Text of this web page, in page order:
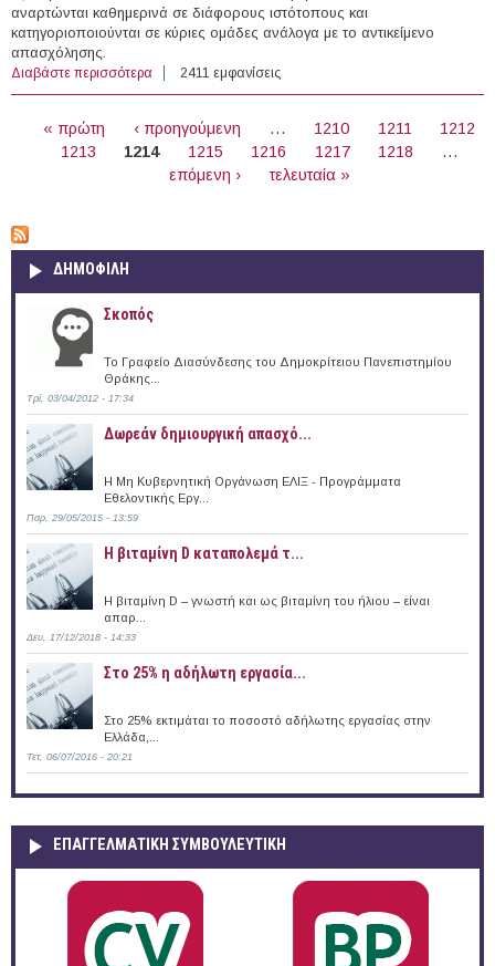
αναρτώνται καθημερινά σε διάφορους ιστότοπους και
κατηγοριοποιούνται σε κύριες ομάδες ανάλογα με το αντικείμενο
απασχόλησης.
Διαβάστε περισσότερα για 49 Υποτροφίες στο εξωτερικό (18/12/2014)
2411 εμφανίσεις
« πρώτη ‹ προηγούμενη … 1210 1211
1212
1213
1214 1215 1216 1217 1218
…
επόμενη ›
τελευταία »
ΔΗΜΟΦΙΛΗ
Σκοπός
Το Γραφείο Διασύνδεσης του Δημοκρίτειου Πανεπιστημίου
Θράκης...
Τρί, 03/04/2012 - 17:34
Δωρεάν δημιουργική απασχό...
Η Μη Κυβερνητική Οργάνωση ΕΛΙΞ - Προγράμματα
Εθελοντικής Εργ...
Παρ, 29/05/2015 - 13:59
Η βιταμίνη D καταπολεμά τ...
Η βιταμίνη D – γνωστή και ως βιταμίνη του ήλιου – είναι
απαρ...
Δευ, 17/12/2018 - 14:33
Στο 25% η αδήλωτη εργασία...
Στο 25% εκτιμάται το ποσοστό αδήλωτης εργασίας στην
Ελλάδα,...
Τετ, 06/07/2016 - 20:21
ΕΠΑΓΓΕΛΜΑΤΙΚΉ ΣΥΜΒΟΥΛΕΥΤΙΚΉ